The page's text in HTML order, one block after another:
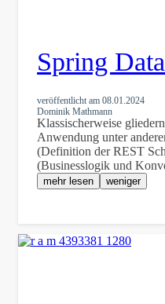
Spring
veröffentlicht am08.01.2024
Dominik Mathmann
Klassischerweise
Anwendung unter
(Definition der REST
(Businesslogik und
mehr lesen weniger